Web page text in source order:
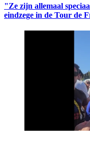
"Ze zijn allemaal
eindzege in de Tour de